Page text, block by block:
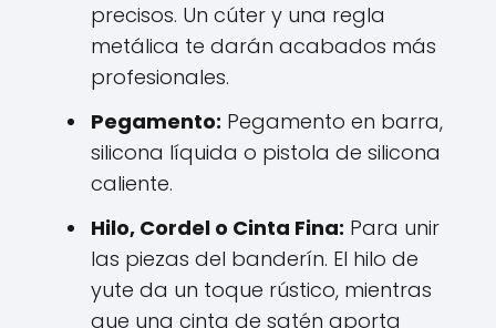
precisos. Un cúter y una regla
metálica te darán acabados más
profesionales.
Pegamento: Pegamento en barra,
silicona líquida o pistola de silicona
caliente.
Hilo, Cordel o Cinta Fina: Para unir
las piezas del banderín. El hilo de
yute da un toque rústico, mientras
que una cinta de satén aporta